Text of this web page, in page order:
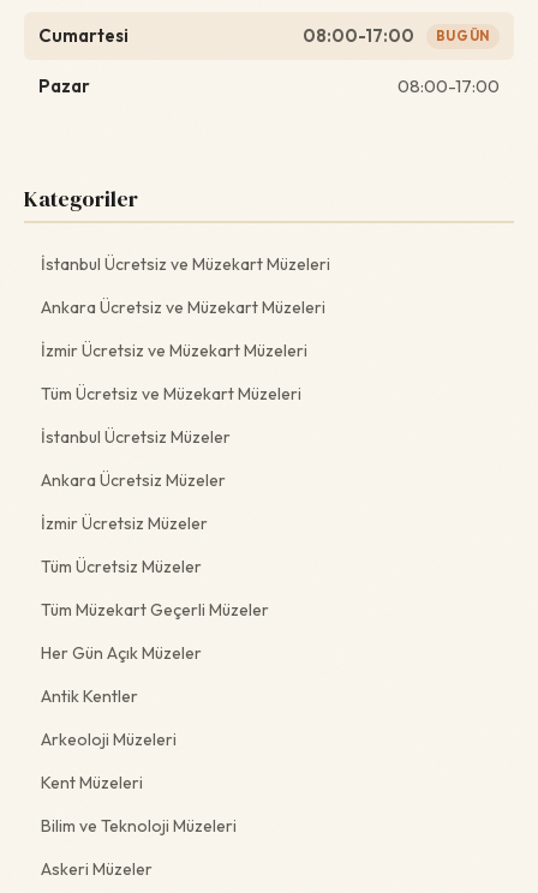
Cumartesi 08:00-17:00 BUGÜN
Pazar 08:00-17:00
Kategoriler
İstanbul Ücretsiz ve Müzekart Müzeleri
Ankara Ücretsiz ve Müzekart Müzeleri
İzmir Ücretsiz ve Müzekart Müzeleri
Tüm Ücretsiz ve Müzekart Müzeleri
İstanbul Ücretsiz Müzeler
Ankara Ücretsiz Müzeler
İzmir Ücretsiz Müzeler
Tüm Ücretsiz Müzeler
Tüm Müzekart Geçerli Müzeler
Her Gün Açık Müzeler
Antik Kentler
Arkeoloji Müzeleri
Kent Müzeleri
Bilim ve Teknoloji Müzeleri
Askeri Müzeler